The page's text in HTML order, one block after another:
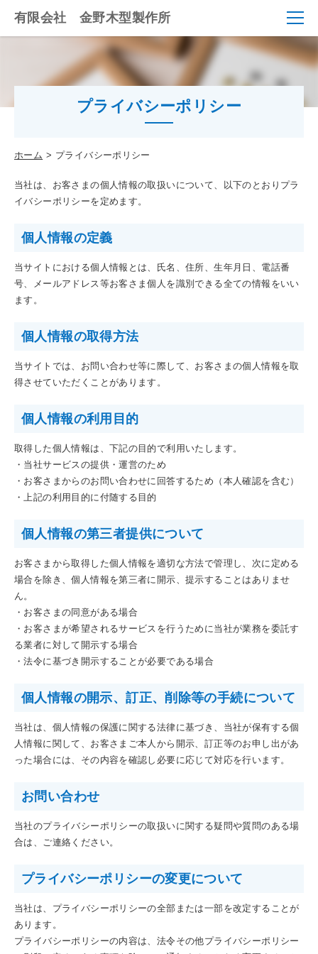
有限会社 金野木型製作所
プライバシーポリシー
ホーム プライバシーポリシー
当社は、お客さまの個人情報の取扱いについて、以下のとおりプラ
イバシーポリシーを定めます。
個人情報の定義
当サイトにおける個人情報とは、氏名、住所、生年月日、電話番
号、メールアドレス等お客さま個人を識別できる全ての情報をいい
ます。
個人情報の取得方法
当サイトでは、お問い合わせ等に際して、お客さまの個人情報を取
得させていただくことがあります。
個人情報の利用目的
取得した個人情報は、下記の目的で利用いたします。
・当社サービスの提供・運営のため
・お客さまからのお問い合わせに回答するため（本人確認を含む）
・上記の利用目的に付随する目的
個人情報の第三者提供について
お客さまから取得した個人情報を適切な方法で管理し、次に定める
場合を除き、個人情報を第三者に開示、提示することはありませ
ん。
・お客さまの同意がある場合
・お客さまが希望されるサービスを行うために当社が業務を委託す
る業者に対して開示する場合
・法令に基づき開示することが必要である場合
個人情報の開示、訂正、削除等の手続について
当社は、個人情報の保護に関する法律に基づき、当社が保有する個
人情報に関して、お客さまご本人から開示、訂正等のお申し出があ
った場合には、その内容を確認し必要に応じて対応を行います。
お問い合わせ
当社のプライバシーポリシーの取扱いに関する疑問や質問のある場
合は、ご連絡ください。
プライバシーポリシーの変更について
当社は、プライバシーポリシーの全部または一部を改定することが
あります。
プライバシーポリシーの内容は、法令その他プライバシーポリシー